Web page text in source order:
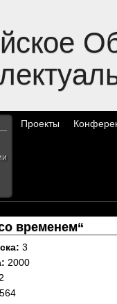
Проекты
временем“
3
2000